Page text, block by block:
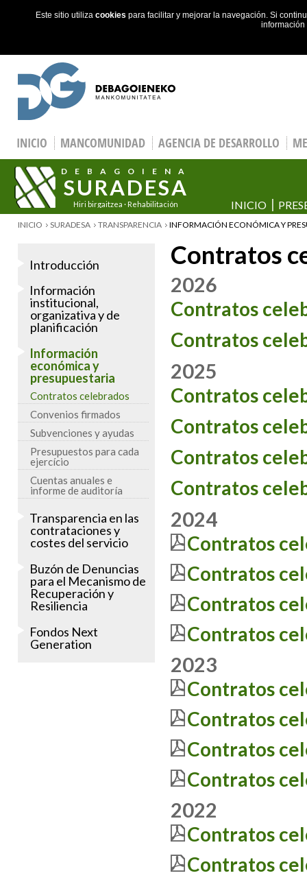
Este sitio utiliza cookies para facilitar y mejorar la navegación. Si
Skip to main content
INICIO MANCOMUNIDAD AGENCIA DE DESARROLLO
DEBAGOIENA
SURADESA
Hiri birgaitzea · Rehabilitación
INICIO
YOU ARE HERE
INICIO SURADESA TRANSPARENCIA INFORMACIÓN ECONÓMICA Y
Contratos
2026
Contratos
Contratos
2025
Contratos
Contratos
Contratos
Contratos
2024
Contratos
Contratos
Contratos
Contratos
2023
Contratos
Contratos
Contratos
Contratos
2022
Contratos
Contratos
Introducción
Información
institucional,
organizativa y de
planificación
Información
económica y
presupuestaria
Contratos celebrados
Convenios firmados
Subvenciones y ayudas
Presupuestos para cada
ejercício
Cuentas anuales e
informe de auditoría
Transparencia en las
contrataciones y
costes del servicio
Buzón de Denuncias
para el Mecanismo de
Recuperación y
Resiliencia
Fondos Next
Generation